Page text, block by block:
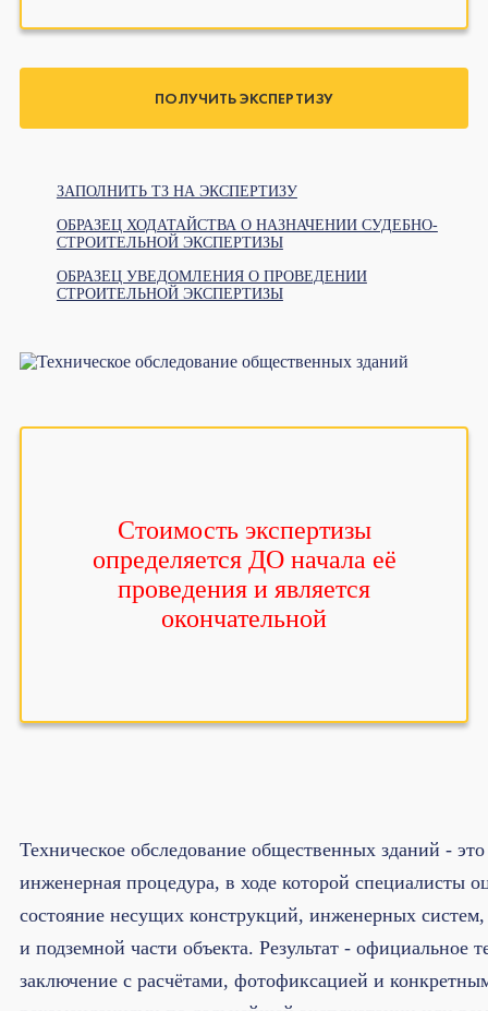
Стоимость экспертизы
определяется ДО начала её
проведения и является
окончательной
ПОЛУЧИТЬ ЭКСПЕРТИЗУ
ЗАПОЛНИТЬ ТЗ НА ЭКСПЕРТИЗУ
ОБРАЗЕЦ ХОДАТАЙСТВА О НАЗНАЧЕНИИ СУДЕБНО-
СТРОИТЕЛЬНОЙ ЭКСПЕРТИЗЫ
ОБРАЗЕЦ УВЕДОМЛЕНИЯ О ПРОВЕДЕНИИ
СТРОИТЕЛЬНОЙ ЭКСПЕРТИЗЫ
Техническое обследование общественных зданий -
инженерная процедура, в ходе которой специалисты
состояние несущих конструкций, инженерных
и подземной части объекта. Результат - официальное
заключение с расчётами, фотофиксацией и